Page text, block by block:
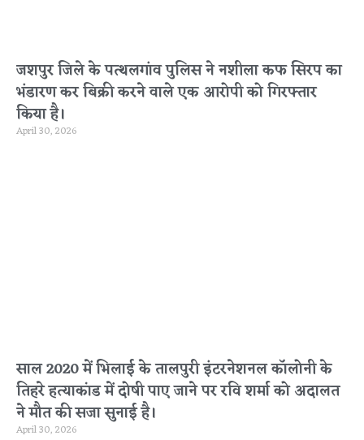
जशपुर जिले के पत्थलगांव पुलिस ने नशीला कफ सिरप का
भंडारण कर बिक्री करने वाले एक आरोपी को गिरफ्तार
किया है।
April 30, 2026
साल 2020 में भिलाई के तालपुरी इंटरनेशनल कॉलोनी के
तिहरे हत्याकांड में दोषी पाए जाने पर रवि शर्मा को अदालत
ने मौत की सजा सुनाई है।
April 30, 2026